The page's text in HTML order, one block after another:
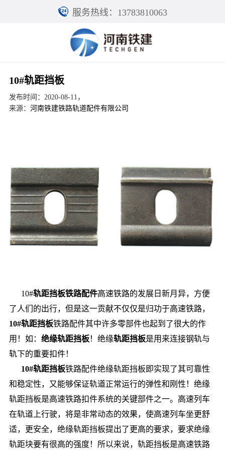
服务热线：13783810063
10#轨距挡板
发布时间：2020-08-11，
来源： 河南铁建铁路轨道配件有限公司
10#轨距挡板铁路配件高速铁路的发展日新月异，方便
了人们的出行，但是这一贡献不仅仅是归功于高速铁路，
10#轨距挡板铁路配件其中许多零部件也起到了很大的作
用！如： 绝缘轨距挡板！绝缘轨距挡板是用来连接钢轨与
轨下的重要扣件！
10#轨距挡板铁路配件绝缘轨距挡板即实现了其可靠性
和稳定性，又能够保证轨道正常运行的弹性和刚性！绝缘
轨距挡板是高速铁路扣件系统的关键部件之一。高速列车
在轨道上行驶，将是非常动态的效果，使高速列车坐更舒
适，更安全，绝缘轨距挡板提出了更高的要求，要求绝缘
轨距块要有很高的强度！所以来说，轨距挡板是高速铁路